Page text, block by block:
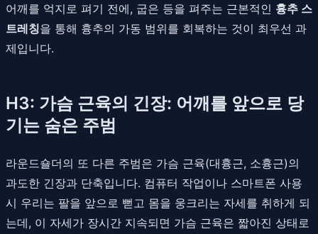
어깨를 억지로 펴기 전에, 굽은 등을 펴주는 근본적인 흉추 스
트레칭을 통해 흉추의 가동 범위를 회복하는 것이 최우선 과
제입니다.
H3: 가슴 근육의 긴장: 어깨를 앞으로 당
기는 숨은 주범
라운드숄더의 또 다른 주범은 가슴 근육(대흉근, 소흉근)의
과도한 긴장과 단축입니다. 컴퓨터 작업이나 스마트폰 사용
시 우리는 팔을 앞으로 뻗고 몸을 웅크리는 자세를 취하게 되
는데, 이 자세가 장시간 지속되면 가슴 근육은 짧아진 상태로